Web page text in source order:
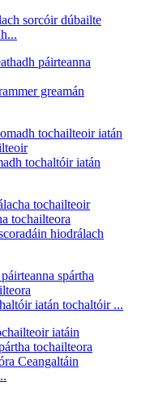
sorcóir dúbailte
greamán
tochaltóir iatán
hiodrálach
iatán tochaltóir ...
Ceangaltáin